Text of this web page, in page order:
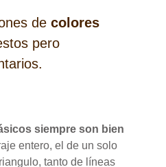
de colores
pero
siempre son bien
entero, el de un solo
tanto de líneas